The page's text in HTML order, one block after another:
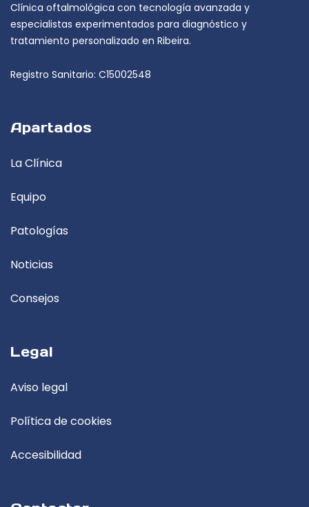
Clínica oftalmológica con tecnología avanzada y
especialistas experimentados para diagnóstico y
tratamiento personalizado en Ribeira.
Registro Sanitario: C15002548
Apartados
La Clínica
Equipo
Patologías
Noticias
Consejos
Legal
Aviso legal
Política de cookies
Accesibilidad